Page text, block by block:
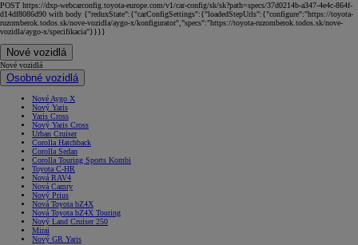
POST https://dxp-webcarconfig.toyota-europe.com/v1/car-config/sk/sk?path=specs/37d0214b-a347-4e4c-864f-
d14df8086d90 with body {"reduxState":{"carConfigSettings":{"loadedStepUrls":{"configure":"https://toyota-
ruzomberok.todos.sk/nove-vozidla/aygo-x/konfigurator","specs":"https://toyota-ruzomberok.todos.sk/nove-
vozidla/aygo-x/specifikacia"}}}}
Nové vozidlá
Nové vozidlá
Osobné vozidlá
Nové Aygo X
Nový Yaris
Yaris Cross
Nový Yaris Cross
Urban Cruiser
Corolla Hatchback
Corolla Sedan
Corolla Touring Sports Kombi
Toyota C-HR
Nová RAV4
Nová Camry
Nový Prius
Nová Toyota bZ4X
Nová Toyota bZ4X Touring
Nový Land Cruiser 250
Mirai
Nový GR Yaris